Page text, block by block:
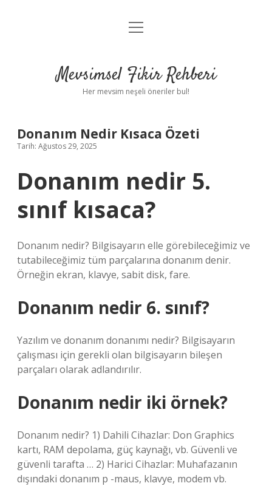
Anasayfa
Yasal Uyarı
menüyü
Mevsimsel Fikir Rehberi
Her mevsim neşeli öneriler bul!
Donanım Nedir Kısaca Özeti
Tarih: Ağustos 29, 2025
Donanım nedir 5.
sınıf kısaca?
Donanım nedir? Bilgisayarın elle görebileceğimiz ve
tutabileceğimiz tüm parçalarına donanım denir.
Örneğin ekran, klavye, sabit disk, fare.
Donanım nedir 6. sınıf?
Yazılım ve donanım donanımı nedir? Bilgisayarın
çalışması için gerekli olan bilgisayarın bileşen
parçaları olarak adlandırılır.
Donanım nedir iki örnek?
Donanım nedir? 1) Dahili Cihazlar: Don Graphics
kartı, RAM depolama, güç kaynağı, vb. Güvenli ve
güvenli tarafta … 2) Harici Cihazlar: Muhafazanın
dışındaki donanım p -maus, klavye, modem vb.